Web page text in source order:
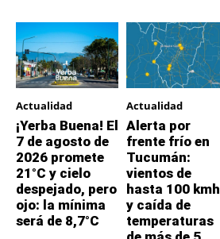
Actualidad
¡Yerba Buena! El
7 de agosto de
2026 promete
21°C y cielo
despejado, pero
ojo: la mínima
será de 8,7°C
Actualidad
Alerta por
frente frío en
Tucumán:
vientos de
hasta 100 kmh
y caída de
temperaturas